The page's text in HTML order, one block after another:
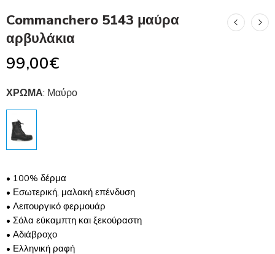
Commanchero 5143 μαύρα
αρβυλάκια
99,00€
ΧΡΩΜΑ: Μαύρο
• 100% δέρμα
• Εσωτερική, μαλακή επένδυση
• Λειτουργικό φερμουάρ
• Σόλα εύκαμπτη και ξεκούραστη
• Αδιάβροχο
• Ελληνική ραφή